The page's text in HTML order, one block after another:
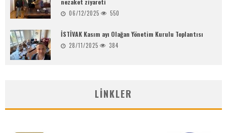
06/12/2025 550
İSTİVAK Kasım ayı Olağan Yönetim Kurulu Toplantısı
28/11/2025 384
LINKLER